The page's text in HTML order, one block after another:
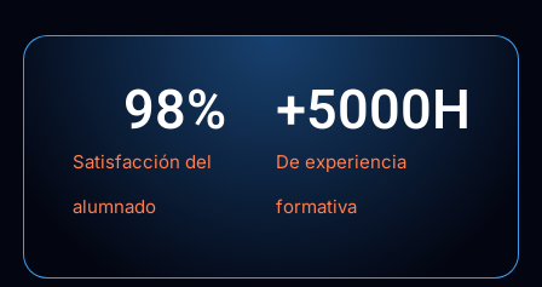
Satisfacción del
alumnado
98%
De experiencia
formativa
+5000H